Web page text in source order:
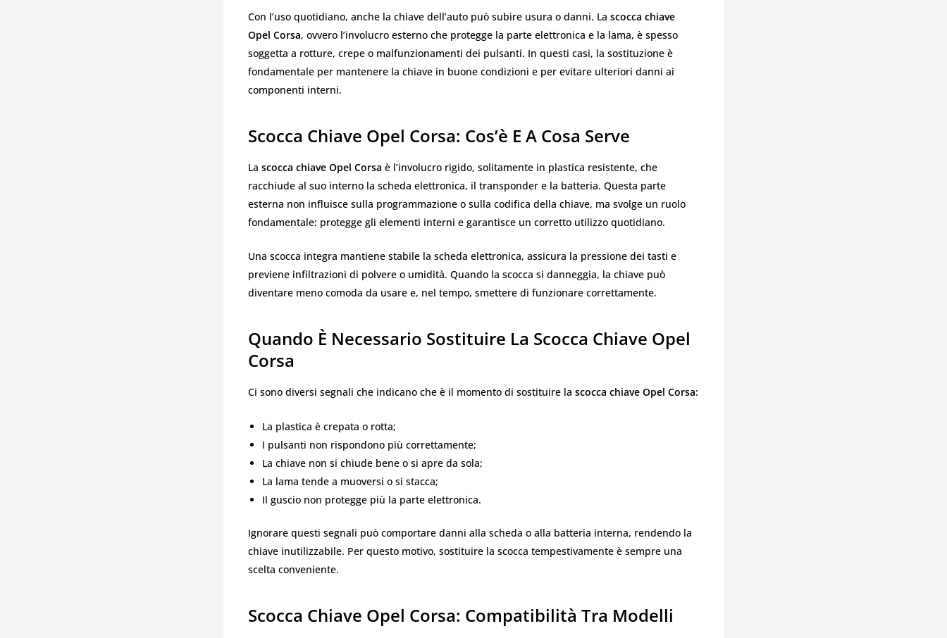
Con l’uso quotidiano, anche la chiave dell’auto può subire usura o danni. La scocca chiave
Opel Corsa, ovvero l’involucro esterno che protegge la parte elettronica e la lama, è spesso
soggetta a rotture, crepe o malfunzionamenti dei pulsanti. In questi casi, la sostituzione è
fondamentale per mantenere la chiave in buone condizioni e per evitare ulteriori danni ai
componenti interni.
Scocca Chiave Opel Corsa: Cos’è E A Cosa Serve
La scocca chiave Opel Corsa è l’involucro rigido, solitamente in plastica resistente, che
racchiude al suo interno la scheda elettronica, il transponder e la batteria. Questa parte
esterna non influisce sulla programmazione o sulla codifica della chiave, ma svolge un ruolo
fondamentale: protegge gli elementi interni e garantisce un corretto utilizzo quotidiano.
Una scocca integra mantiene stabile la scheda elettronica, assicura la pressione dei tasti e
previene infiltrazioni di polvere o umidità. Quando la scocca si danneggia, la chiave può
diventare meno comoda da usare e, nel tempo, smettere di funzionare correttamente.
Quando È Necessario Sostituire La Scocca Chiave Opel
Corsa
Ci sono diversi segnali che indicano che è il momento di sostituire la scocca chiave Opel Corsa:
La plastica è crepata o rotta;
I pulsanti non rispondono più correttamente;
La chiave non si chiude bene o si apre da sola;
La lama tende a muoversi o si stacca;
Il guscio non protegge più la parte elettronica.
Ignorare questi segnali può comportare danni alla scheda o alla batteria interna, rendendo la
chiave inutilizzabile. Per questo motivo, sostituire la scocca tempestivamente è sempre una
scelta conveniente.
Scocca Chiave Opel Corsa: Compatibilità Tra Modelli